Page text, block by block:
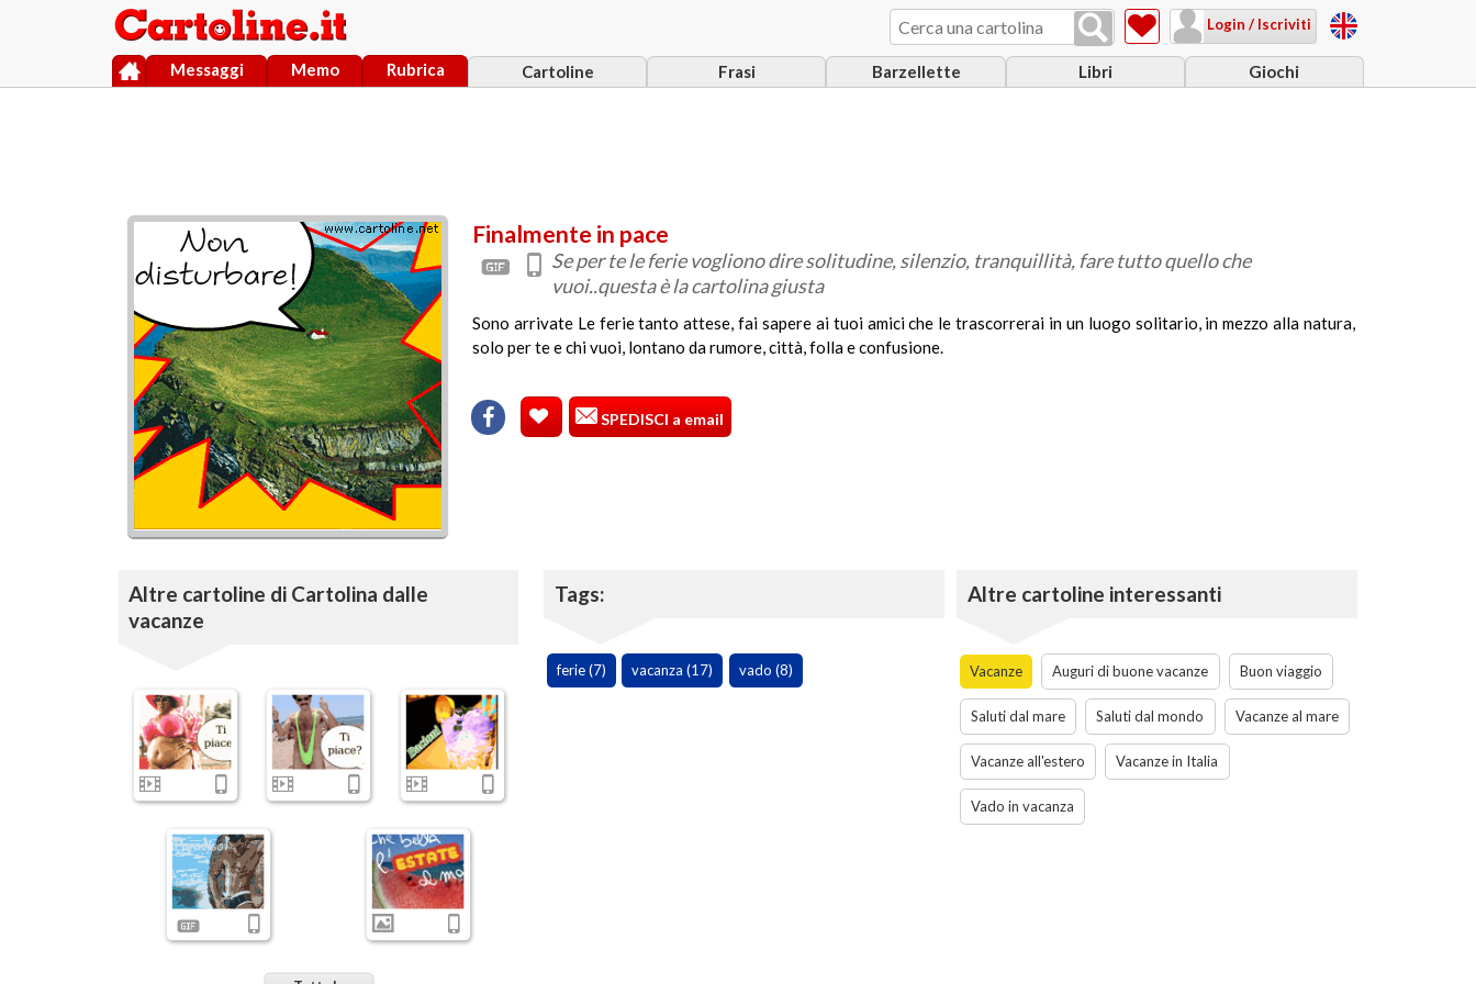
Login / Iscriviti
Cartoline Frasi Barzellette Libri Giochi
Messaggi Memo Rubrica
Finalmente in pace
Se per te le ferie vogliono dire solitudine, silenzio, tranquillità, fare tutto quello che
vuoi..questa è la cartolina giusta
Sono arrivate Le ferie tanto attese, fai sapere ai tuoi amici che le trascorrerai in un luogo solitario, in mezzo alla natura,
solo per te e chi vuoi, lontano da rumore, città, folla e confusione.
SPEDISCI a email
Altre cartoline di Cartolina dalle
vacanze
Tags:
ferie (7) vacanza (17) vado (8)
Altre cartoline interessanti
Vacanze Auguri di buone vacanze Buon viaggio
Saluti dal mare Saluti dal mondo Vacanze al mare
Vacanze all'estero Vacanze in Italia
Vado in vacanza